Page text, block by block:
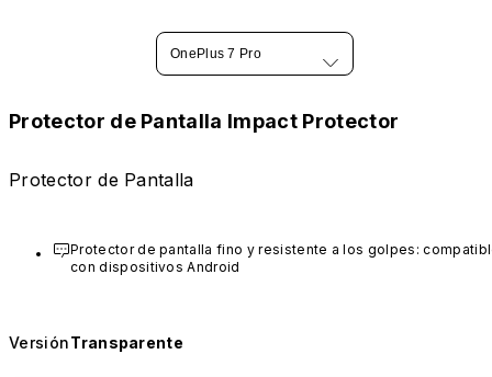
OnePlus 7 Pro
Protector de Pantalla Impact Protector
Protector de Pantalla
Protector de pantalla fino y resistente a los golpes:
con dispositivos Android
VersiónTransparente